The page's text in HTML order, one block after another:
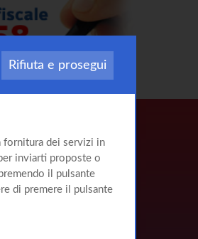
Rifiuta e prosegui
fornitura dei servizi in
inviarti proposte o
il pulsante
di premere il pulsante